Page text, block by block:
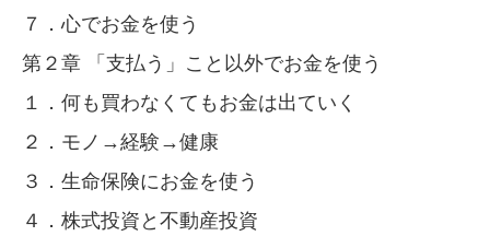
７．心でお金を使う
第２章 「支払う」こと以外でお金を使う
１．何も買わなくてもお金は出ていく
２．モノ→経験→健康
３．生命保険にお金を使う
４．株式投資と不動産投資